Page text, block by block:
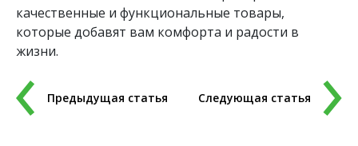
качественные и функциональные товары,
которые добавят вам комфорта и радости в
жизни.
Предыдущая статья Следующая статья